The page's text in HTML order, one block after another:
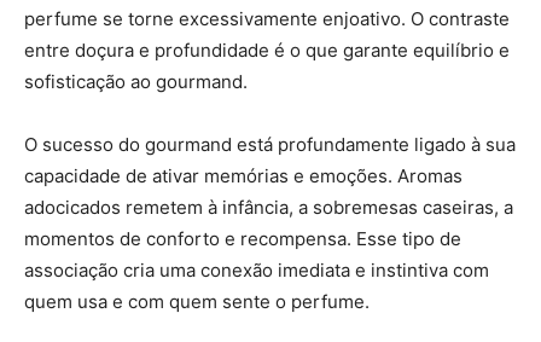
perfume se torne excessivamente enjoativo. O contraste
entre doçura e profundidade é o que garante equilíbrio e
sofisticação ao gourmand.
O sucesso do gourmand está profundamente ligado à sua
capacidade de ativar memórias e emoções. Aromas
adocicados remetem à infância, a sobremesas caseiras, a
momentos de conforto e recompensa. Esse tipo de
associação cria uma conexão imediata e instintiva com
quem usa e com quem sente o perfume.